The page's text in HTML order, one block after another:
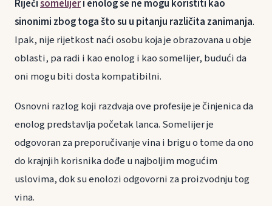
Riječisomelijeri enolog se ne mogu koristiti kao
sinonimi zbog toga što su u pitanju različita zanimanja.
Ipak, nije rijetkost naći osobu koja je obrazovana u obje
oblasti, pa radi i kao enolog i kao somelijer, budući da
oni mogu biti dosta kompatibilni.
Osnovni razlog koji razdvaja ove profesije je činjenica da
enolog predstavlja početak lanca. Somelijer je
odgovoran za preporučivanje vina i brigu o tome da ono
do krajnjih korisnika dođe u najboljim mogućim
uslovima, dok su enolozi odgovorni za proizvodnju tog
vina.